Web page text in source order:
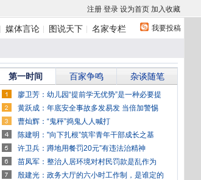
注册 登录 设为首页 加入收藏
我要投稿
媒体言论 图说天下 名家专栏
第一时间 百家争鸣 杂谈随笔
廖卫芳：幼儿园“提前学无优势”是一种必要提
黄跃成：年底安全事故多发易发 当倍加警惕
曹灿辉：“鬼秤”捣鬼人人喊打
陈建明："向下扎根”筑牢青年干部成长之基
许卫兵：蹲地用餐罚20元”有违法治精神
苗凤军：整治人居环境对村民罚款是乱作为
殷建光：政务大厅的六小时工作制，是谁定的